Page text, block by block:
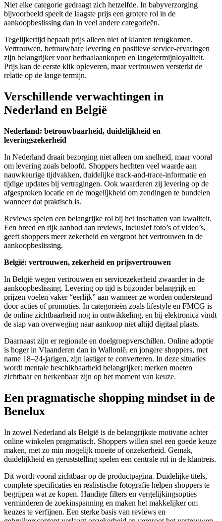
Niet elke categorie gedraagt zich hetzelfde. In babyverzorging
bijvoorbeeld speelt de laagste prijs een grotere rol in de
aankoopbeslissing dan in veel andere categorieën.
Tegelijkertijd bepaalt prijs alleen niet of klanten terugkomen.
Vertrouwen, betrouwbare levering en positieve service-ervaringen
zijn belangrijker voor herhaalaankopen en langetermijnloyaliteit.
Prijs kan de eerste klik opleveren, maar vertrouwen versterkt de
relatie op de lange termijn.
Verschillende verwachtingen in
Nederland en België
Nederland: betrouwbaarheid, duidelijkheid en
leveringszekerheid
In Nederland draait bezorging niet alleen om snelheid, maar vooral
om levering zoals beloofd. Shoppers hechten veel waarde aan
nauwkeurige tijdvakken, duidelijke track‑and‑trace‑informatie en
tijdige updates bij vertragingen. Ook waarderen zij levering op de
afgesproken locatie en de mogelijkheid om zendingen te bundelen
wanneer dat praktisch is.
Reviews spelen een belangrijke rol bij het inschatten van kwaliteit.
Een breed en rijk aanbod aan reviews, inclusief foto’s of video’s,
geeft shoppers meer zekerheid en vergroot het vertrouwen in de
aankoopbeslissing.
België: vertrouwen, zekerheid en prijsvertrouwen
In België wegen vertrouwen en servicezekerheid zwaarder in de
aankoopbeslissing. Levering op tijd is bijzonder belangrijk en
prijzen voelen vaker “eerlijk” aan wanneer ze worden ondersteund
door acties of promoties. In categorieën zoals lifestyle en FMCG is
de online zichtbaarheid nog in ontwikkeling, en bij elektronica vindt
de stap van overweging naar aankoop niet altijd digitaal plaats.
Daarnaast zijn er regionale en doelgroepverschillen. Online adoptie
is hoger in Vlaanderen dan in Wallonië, en jongere shoppers, met
name 18–24‑jarigen, zijn lastiger te converteren. In deze situaties
wordt mentale beschikbaarheid belangrijker: merken moeten
zichtbaar en herkenbaar zijn op het moment van keuze.
Een pragmatische shopping mindset in de
Benelux
In zowel Nederland als België is de belangrijkste motivatie achter
online winkelen pragmatisch. Shoppers willen snel een goede keuze
maken, met zo min mogelijk moeite of onzekerheid. Gemak,
duidelijkheid en geruststelling spelen een centrale rol in de klantreis.
Dit wordt vooral zichtbaar op de productpagina. Duidelijke titels,
complete specificaties en realistische fotografie helpen shoppers te
begrijpen wat ze kopen. Handige filters en vergelijkingsopties
verminderen de zoekinspanning en maken het makkelijker om
keuzes te verfijnen. Een sterke basis van reviews en